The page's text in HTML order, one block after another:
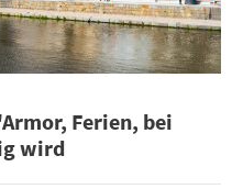
Ferien, bei
wird